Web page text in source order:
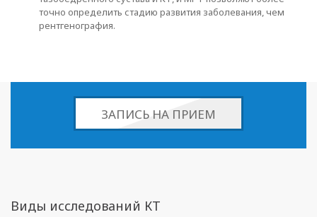
точно определить стадию развития заболевания, чем
рентгенография.
ЗАПИСЬ НА ПРИЕМ
Виды исследований КТ